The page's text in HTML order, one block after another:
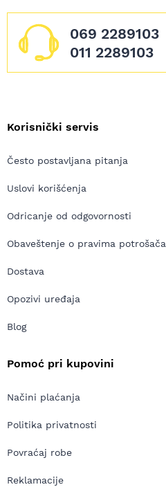
069 2289103
011 2289103
Korisnički servis
Često postavljana pitanja
Uslovi korišćenja
Odricanje od odgovornosti
Obaveštenje o pravima potrošača
Dostava
Opozivi uređaja
Blog
Pomoć pri kupovini
Načini plaćanja
Politika privatnosti
Povraćaj robe
Reklamacije